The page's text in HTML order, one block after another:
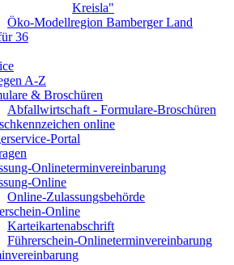
Kreisla"
Öko-Modellregion Bamberger Land
36
A-Z
& Broschüren
Abfallwirtschaft - Formulare-Broschüren
online
Portal
Onlineterminvereinbarung
Online
Online-Zulassungsbehörde
Online
Karteikartenabschrift
Führerschein-Onlineterminvereinbarung